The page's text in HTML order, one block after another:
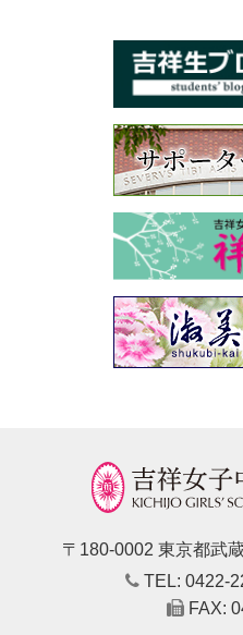
〒180-0002 東京都武
TEL: 0422-
FAX: